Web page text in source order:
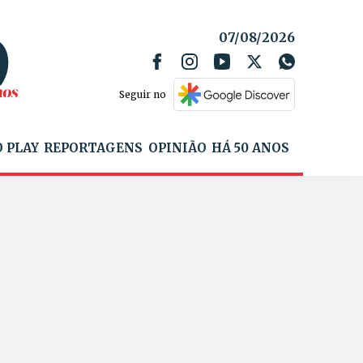
07/08/2026
Seguir no
PLAY REPORTAGENS OPINIÃO HÁ 50 ANOS